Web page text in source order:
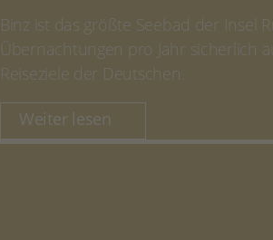
Binz ist das größte Seebad der Insel
Übernachtungen pro Jahr sicherlich
Reiseziele der Deutschen.
Weiter lesen